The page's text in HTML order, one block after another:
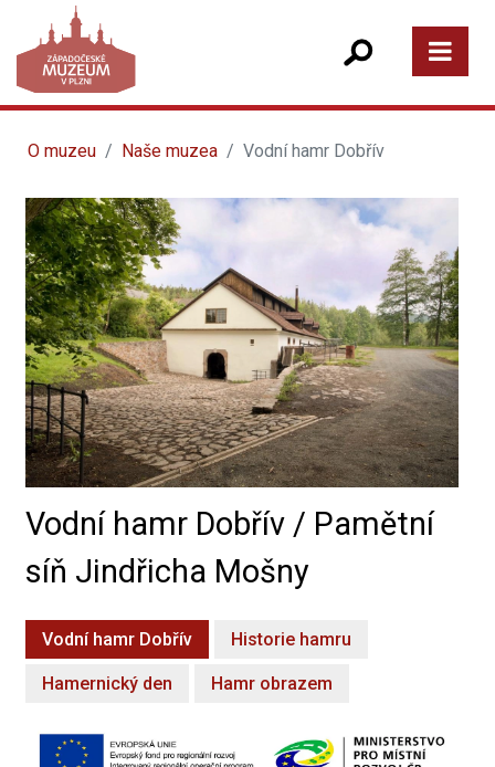
O muzeu Naše muzea Vodní hamr Dobřív
Vodní hamr Dobřív / Pamětní
síň Jindřicha Mošny
Vodní hamr Dobřív Historie hamru
Hamernický den Hamr obrazem